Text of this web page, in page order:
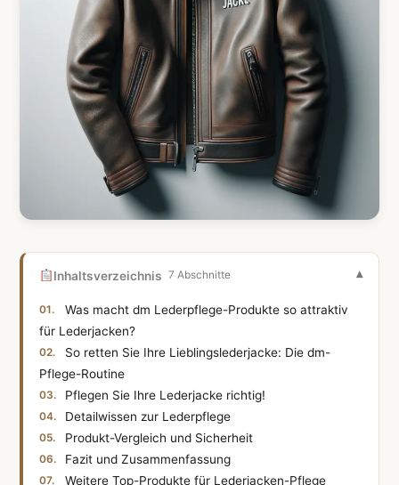
Inhaltsverzeichnis 7 Abschnitte
Was macht dm Lederpflege-Produkte so attraktiv
für Lederjacken?
So retten Sie Ihre Lieblingslederjacke: Die dm-
Pflege-Routine
Pflegen Sie Ihre Lederjacke richtig!
Detailwissen zur Lederpflege
Produkt-Vergleich und Sicherheit
Fazit und Zusammenfassung
Weitere Top-Produkte für Lederjacken-Pflege